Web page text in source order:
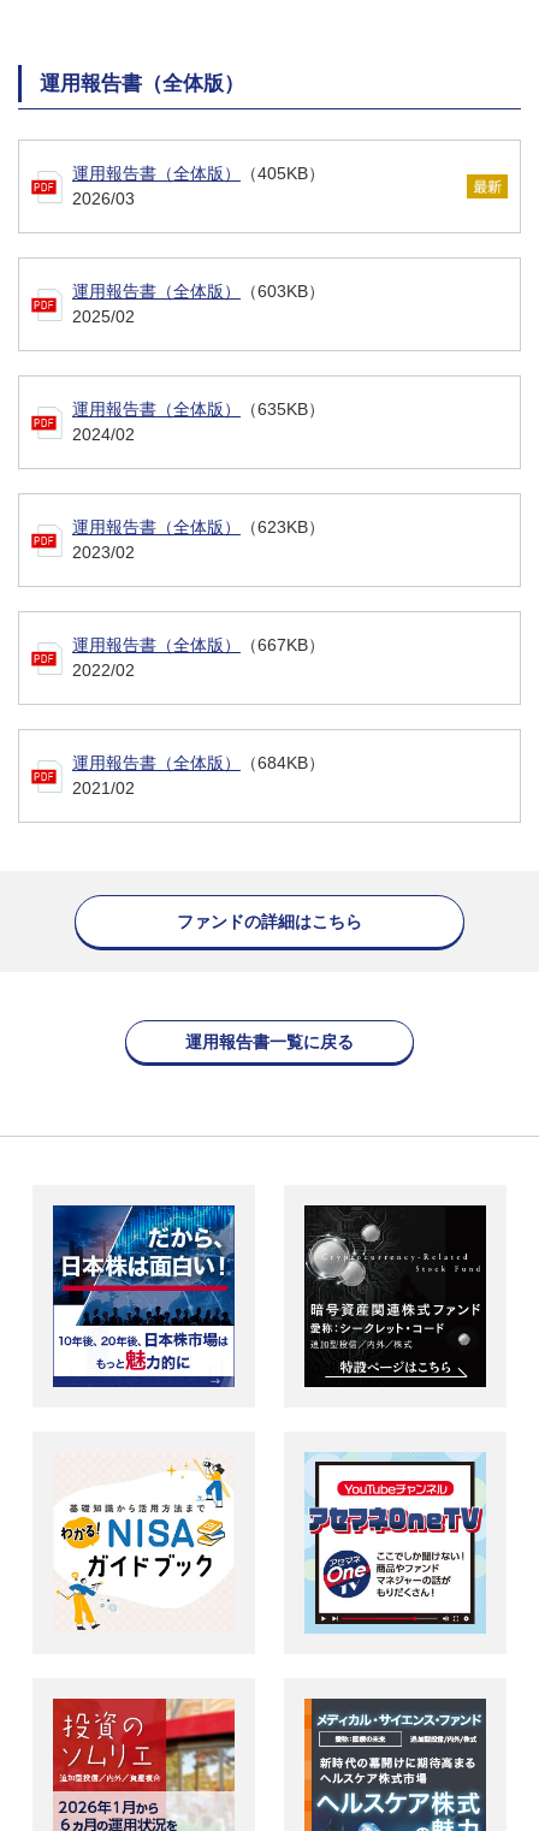
運用報告書（全体版）
運用報告書（全体版）
（405KB）
2026/03
運用報告書（全体版）
（603KB）
2025/02
運用報告書（全体版）
（635KB）
2024/02
運用報告書（全体版）
（623KB）
2023/02
運用報告書（全体版）
（667KB）
2022/02
運用報告書（全体版）
（684KB）
2021/02
ファンドの詳細はこちら
運用報告書一覧に戻る